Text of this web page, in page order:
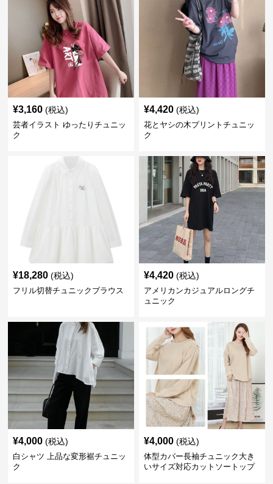
¥3,160 (税込)
芸者イラスト ゆったりチュニッ
ク
¥4,420 (税込)
花とヤシの木プリントチュニッ
ク
¥18,280 (税込)
フリル切替チュニックブラウス
¥4,420 (税込)
アメリカンカジュアルロングチ
ュニック
¥4,000 (税込)
白シャツ 上品な変形裾チュニッ
ク
¥4,000 (税込)
体型カバー長袖チュニック大き
いサイズ対応カットソートップ